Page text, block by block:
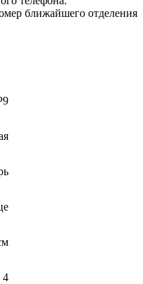
ближайшего отделения
4